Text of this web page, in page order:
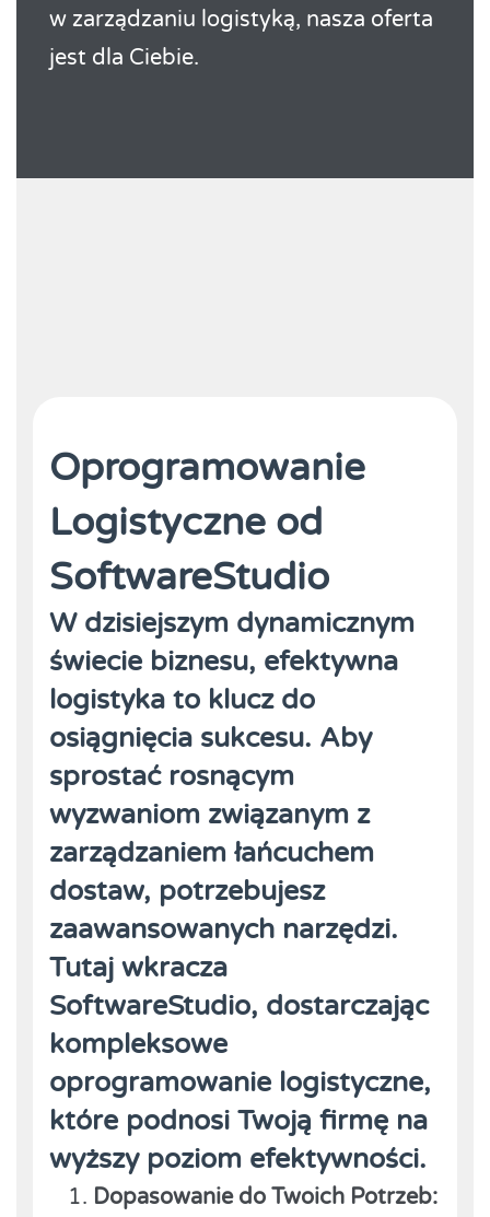
w zarządzaniu logistyką, nasza oferta
jest dla Ciebie.
Oprogramowanie
Logistyczne od
SoftwareStudio
W dzisiejszym dynamicznym
świecie biznesu, efektywna
logistyka to klucz do
osiągnięcia sukcesu. Aby
sprostać rosnącym
wyzwaniom związanym z
zarządzaniem łańcuchem
dostaw, potrzebujesz
zaawansowanych narzędzi.
Tutaj wkracza
SoftwareStudio, dostarczając
kompleksowe
oprogramowanie logistyczne,
które podnosi Twoją firmę na
wyższy poziom efektywności.
Dopasowanie do Twoich Potrzeb: